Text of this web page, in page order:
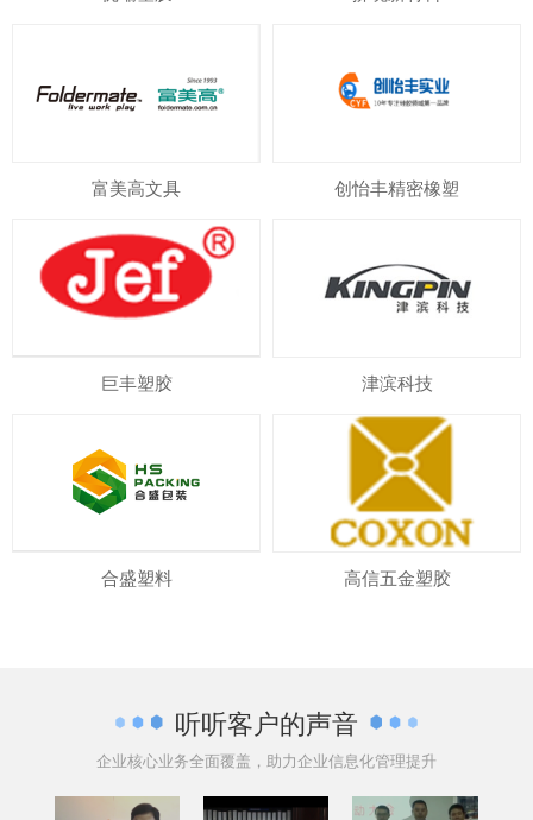
富美高文具 创怡丰精密橡塑
巨丰塑胶 津滨科技
合盛塑料 高信五金塑胶
听听客户的声音
企业核心业务全面覆盖，助力企业信息化管理提升